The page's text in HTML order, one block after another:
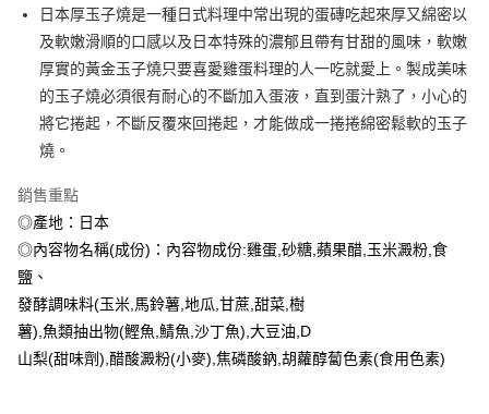
臺灣中小企業銀行
台中商業銀行
匯豐（台灣）商業銀行
華泰商業銀行
聯邦商業銀行
遠東國際商業銀行
元大商業銀行
永豐商業銀行
玉山商業銀行
星展（台灣）商業銀行
台新國際商業銀行
中國信託商業銀行
台灣樂天信用卡公司
國泰世華商業銀行
兆豐國際商業銀行
臺灣中小企業銀行
台中商業銀行
匯豐（台灣）商業銀行
華泰商業銀行
聯邦商業銀行
遠東國際商業銀行
元大商業銀行
永豐商業銀行
玉山商業銀行
星展（台灣）商業銀行
台新國際商業銀行
悠遊付
ATM付款
貨到付款
冷凍7-11取貨(快速到店，到貨後4天內需取貨)
每筆NT$150，滿NT$999(含以上)免運費
冷凍宅配-抗凍紙箱裝(可備註改保麗龍箱)
每筆NT$150，滿NT$999(含以上)免運費
冷凍貨到付款
日本厚玉子燒是一種日式料理中常出現的蛋磚吃起來厚又綿密以
及軟嫩滑順的口感以及日本特殊的濃郁且帶有甘甜的風味，軟嫩
厚實的黃金玉子燒只要喜愛雞蛋料理的人一吃就愛上。製成美味
的玉子燒必須很有耐心的不斷加入蛋液，直到蛋汁熟了，小心的
將它捲起，不斷反覆來回捲起，才能做成一捲捲綿密鬆軟的玉子
燒。
銷售重點
◎產地：日本
◎內容物名稱(成份)：內容物成份:雞蛋,砂糖,蘋果醋,玉米澱粉,食
鹽、
發酵調味料(玉米,馬鈴薯,地瓜,甘蔗,甜菜,樹
薯),魚類抽出物(鰹魚,鯖魚,沙丁魚),大豆油,D
山梨(甜味劑),醋酸澱粉(小麥),焦磷酸鈉,胡蘿醇蔔色素(食用色素)